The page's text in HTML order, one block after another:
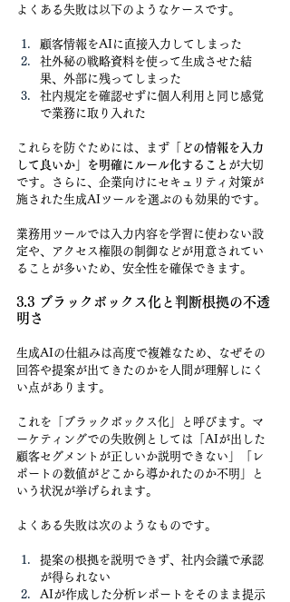
よくある失敗は以下のようなケースです。
顧客情報をAIに直接入力してしまった
社外秘の戦略資料を使って生成させた結
果、外部に残ってしまった
社内規定を確認せずに個人利用と同じ感覚
で業務に取り入れた
これらを防ぐためには、まず「
どの情報を入力
して良いか」を明確にルール化すること が大切
です。さらに、企業向けにセキュリティ対策が
施された生成AIツールを選ぶのも効果的です。
業務用ツールでは入力内容を学習に使わない設
定や、アクセス権限の制御などが用意されてい
ることが多いため、安全性を確保できます。
3.3 ブラックボックス化と判断根拠の不透
明さ
生成AIの仕組みは高度で複雑なため、なぜその
回答や提案が出てきたのかを人間が理解しにく
い点があります。
これを「ブラックボックス化」と呼びます。マ
ーケティングでの失敗例としては「AIが出した
顧客セグメントが正しいか説明できない」「レ
ポートの数値がどこから導かれたのか不明」と
いう状況が挙げられます。
よくある失敗は次のようなものです。
提案の根拠を説明できず、社内会議で承認
が得られない
AIが作成した分析レポートをそのまま提示